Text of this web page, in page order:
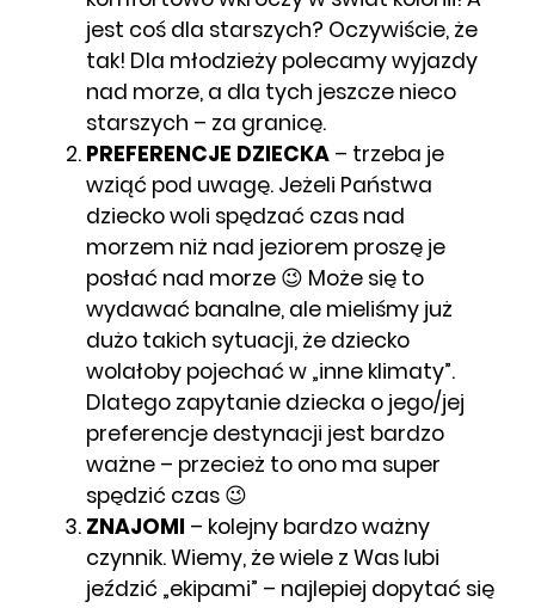
jest coś dla starszych? Oczywiście, że
tak! Dla młodzieży polecamy wyjazdy
nad morze, a dla tych jeszcze nieco
starszych – za granicę.
PREFERENCJE DZIECKA – trzeba je
wziąć pod uwagę. Jeżeli Państwa
dziecko woli spędzać czas nad
morzem niż nad jeziorem proszę je
posłać nad morze 😉 Może się to
wydawać banalne, ale mieliśmy już
dużo takich sytuacji, że dziecko
wolałoby pojechać w „inne klimaty”.
Dlatego zapytanie dziecka o jego/jej
preferencje destynacji jest bardzo
ważne – przecież to ono ma super
spędzić czas 😉
ZNAJOMI – kolejny bardzo ważny
czynnik. Wiemy, że wiele z Was lubi
jeździć „ekipami” – najlepiej dopytać się